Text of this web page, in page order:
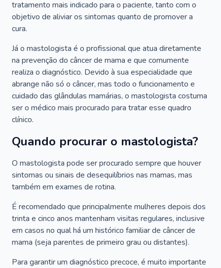
tratamento mais indicado para o paciente, tanto com o
objetivo de aliviar os sintomas quanto de promover a
cura.
Já o mastologista é o profissional que atua diretamente
na prevenção do câncer de mama e que comumente
realiza o diagnóstico. Devido à sua especialidade que
abrange não só o câncer, mas todo o funcionamento e
cuidado das glândulas mamárias, o mastologista costuma
ser o médico mais procurado para tratar esse quadro
clínico.
Quando procurar o mastologista?
O mastologista pode ser procurado sempre que houver
sintomas ou sinais de desequilíbrios nas mamas, mas
também em exames de rotina.
É recomendado que principalmente mulheres depois dos
trinta e cinco anos mantenham visitas regulares, inclusive
em casos no qual há um histórico familiar de câncer de
mama (seja parentes de primeiro grau ou distantes).
Para garantir um diagnóstico precoce, é muito importante